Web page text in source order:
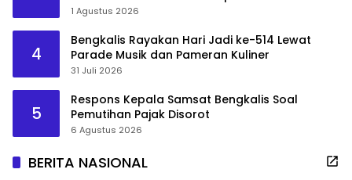
1 Agustus 2026
4
Bengkalis Rayakan Hari Jadi ke-514 Lewat
Parade Musik dan Pameran Kuliner
31 Juli 2026
5
Respons Kepala Samsat Bengkalis Soal
Pemutihan Pajak Disorot
6 Agustus 2026
BERITA NASIONAL